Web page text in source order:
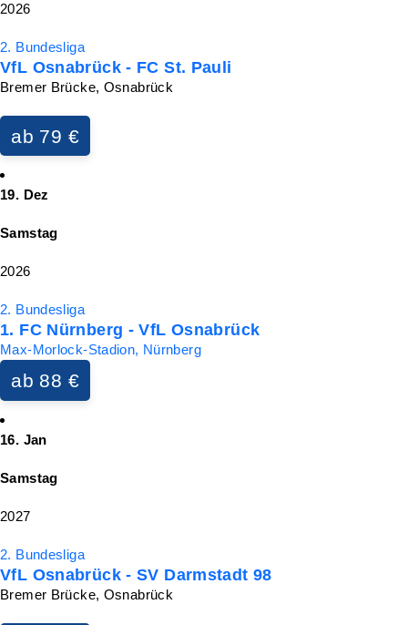
2026
2. Bundesliga
VfL Osnabrück - FC St. Pauli
Bremer Brücke, Osnabrück
ab 79 €
19. Dez
Samstag
2026
2. Bundesliga
1. FC Nürnberg - VfL Osnabrück
Max-Morlock-Stadion, Nürnberg
ab 88 €
16. Jan
Samstag
2027
2. Bundesliga
VfL Osnabrück - SV Darmstadt 98
Bremer Brücke, Osnabrück